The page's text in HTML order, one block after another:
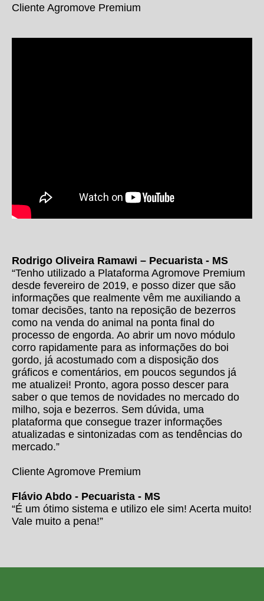
Cliente Agromove Premium
Rodrigo Oliveira Ramawi – Pecuarista - MS
“Tenho utilizado a Plataforma Agromove Premium
desde fevereiro de 2019, e posso dizer que são
informações que realmente vêm me auxiliando a
tomar decisões, tanto na reposição de bezerros
como na venda do animal na ponta final do
processo de engorda. Ao abrir um novo módulo
corro rapidamente para as informações do boi
gordo, já acostumado com a disposição dos
gráficos e comentários, em poucos segundos já
me atualizei! Pronto, agora posso descer para
saber o que temos de novidades no mercado do
milho, soja e bezerros. Sem dúvida, uma
plataforma que consegue trazer informações
atualizadas e sintonizadas com as tendências do
mercado.”
Cliente Agromove Premium
Flávio Abdo - Pecuarista - MS
“É um ótimo sistema e utilizo ele sim! Acerta muito!
Vale muito a pena!”